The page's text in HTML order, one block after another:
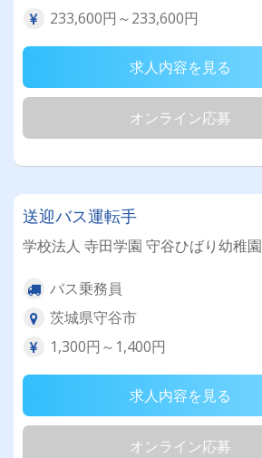
233,600円～233,600円
求人内容を見る
オンライン応募
送迎バス運転手
学校法人 寺田学園 守谷ひばり幼稚園
バス乗務員
茨城県守谷市
1,300円～1,400円
求人内容を見る
オンライン応募